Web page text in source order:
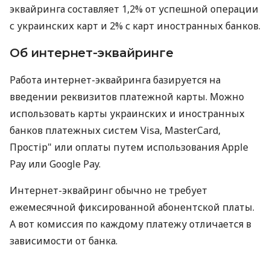
эквайринга составляет 1,2% от успешной операции
с украинских карт и 2% с карт иностранных банков.
Об интернет-эквайринге
Работа интернет-эквайринга базируется на
введении реквизитов платежной карты. Можно
использовать карты украинских и иностранных
банков платежных систем Visa, MasterCard,
Простір" или оплаты путем использования Apple
Pay или Google Pay.
Интернет-эквайринг обычно не требует
ежемесячной фиксированной абонентской платы.
А вот комиссия по каждому платежу отличается в
зависимости от банка.